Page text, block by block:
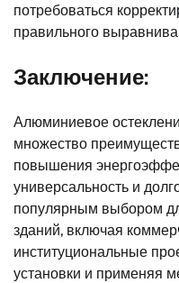
потребоваться
правильного
Заключение:
Алюминиевое
множество
повышения
универсальность и
популярным выбором
зданий, включая
институциональные
установки и применяя